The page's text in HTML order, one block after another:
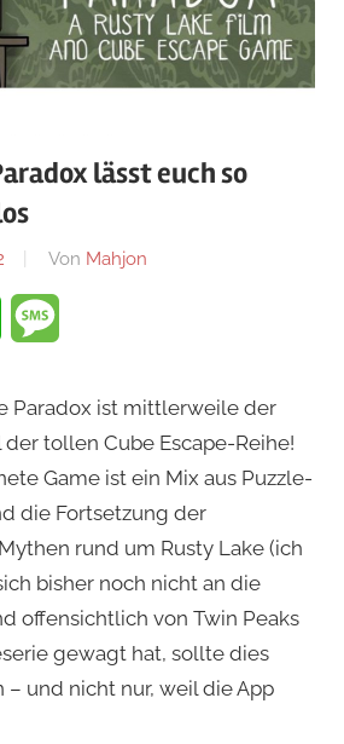
lässt euch so
Von Mahjon
Arcade-
Spiele,
Arcade-
Spiele,
iPad ,
News
WhatsApp
Paradox ist mittlerweile der
der tollen Cube Escape-Reihe!
Game ist ein Mix aus Puzzle-
die Fortsetzung der
rund um Rusty Lake (ich
bisher noch nicht an die
offensichtlich von Twin Peaks
gewagt hat, sollte dies
und nicht nur, weil die App